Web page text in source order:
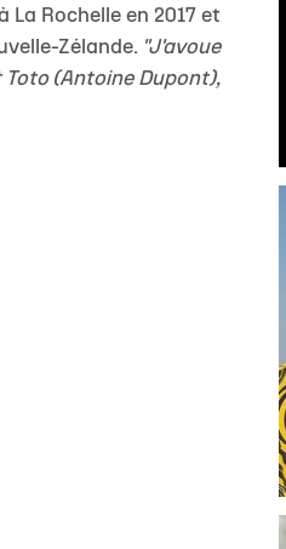
La Rochelle en 2017 et
Zélande."J'avoue
Toto (Antoine Dupont),